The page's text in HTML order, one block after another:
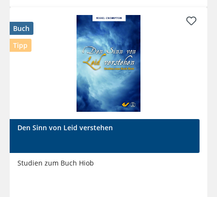
Buch
Tipp
Den Sinn von Leid verstehen
Studien zum Buch Hiob